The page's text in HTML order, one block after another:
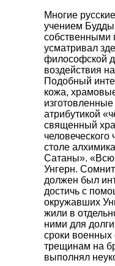
Многие
учением
собственными
усматривал
философской
воздействия
Подобный
кожа,
атрибутикой
священный
человеческого
столе
Сатаны». «Всю
Унгерн.
должен был
достичь с
окружавших
жили в
ними для
сроки
трещинам на
выполнял